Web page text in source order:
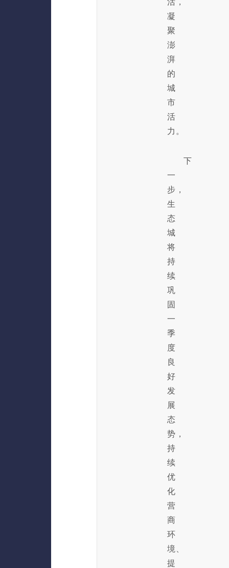
凝
聚
澎
湃
的
城
市
活
力。
下
一
步，
生
态
城
将
持
续
巩
固
一
季
度
良
好
发
展
态
势，
持
续
优
化
营
商
环
境、
提